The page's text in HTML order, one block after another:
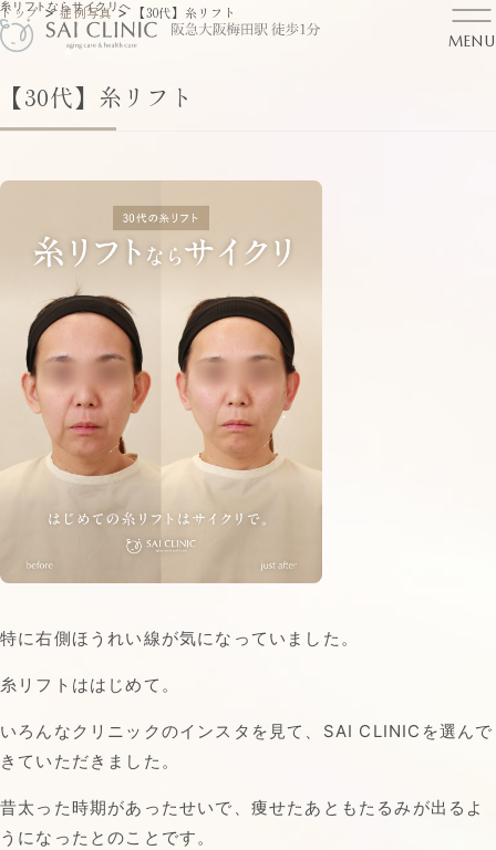
糸リフトならサイクリへ
MENU
トップ>症例写真> 【30代】糸リフト
【30代】糸リフト
特に右側ほうれい線が気になっていました。
糸リフトははじめて。
いろんなクリニックのインスタを見て、SAI CLINICを選んで
きていただきました。
昔太った時期があったせいで、痩せたあともたるみが出るよ
うになったとのことです。